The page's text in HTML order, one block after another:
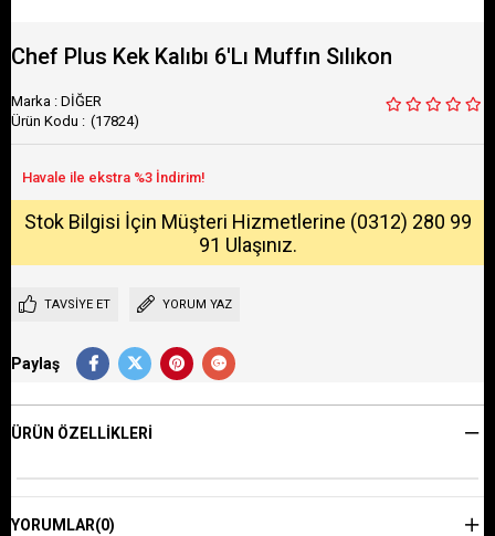
Chef Plus Kek Kalıbı 6'Lı Muffın Sılıkon
Marka : DİĞER
(17824)
Stok Bilgisi İçin Müşteri Hizmetlerine (0312) 280 99
91 Ulaşınız.
TAVSIYE ET YORUM YAZ
Paylaş
ÜRÜN ÖZELLIKLERI
YORUMLAR(0)